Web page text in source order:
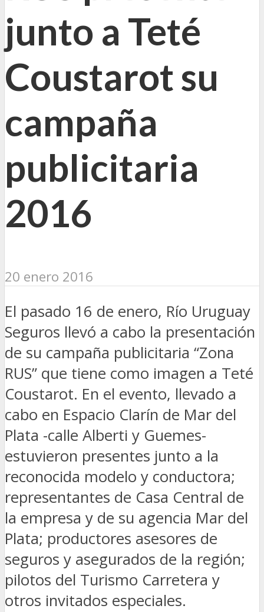
junto a Teté
Coustarot su
campaña
publicitaria
2016
20 enero 2016
El pasado 16 de enero, Río Uruguay
Seguros llevó a cabo la presentación
de su campaña publicitaria “Zona
RUS” que tiene como imagen a Teté
Coustarot. En el evento, llevado a
cabo en Espacio Clarín de Mar del
Plata -calle Alberti y Guemes-
estuvieron presentes junto a la
reconocida modelo y conductora;
representantes de Casa Central de
la empresa y de su agencia Mar del
Plata; productores asesores de
seguros y asegurados de la región;
pilotos del Turismo Carretera y
otros invitados especiales.